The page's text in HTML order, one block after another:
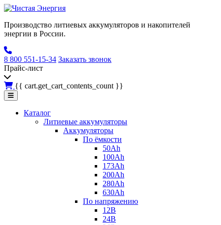
Производство литиевых аккумуляторов и накопителей
энергии в России.
8 800 551-15-34 Заказать звонок
Прайс-лист
{{ cart.get_cart_contents_count }}
Каталог
Литиевые аккумуляторы
Аккумуляторы
По ёмкости
50Ah
100Ah
173Ah
200Ah
280Ah
630Ah
По напряжению
12В
24В